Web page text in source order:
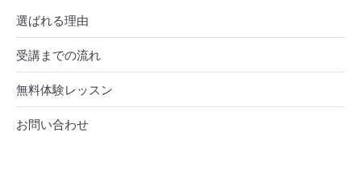
選ばれる理由
受講までの流れ
無料体験レッスン
お問い合わせ